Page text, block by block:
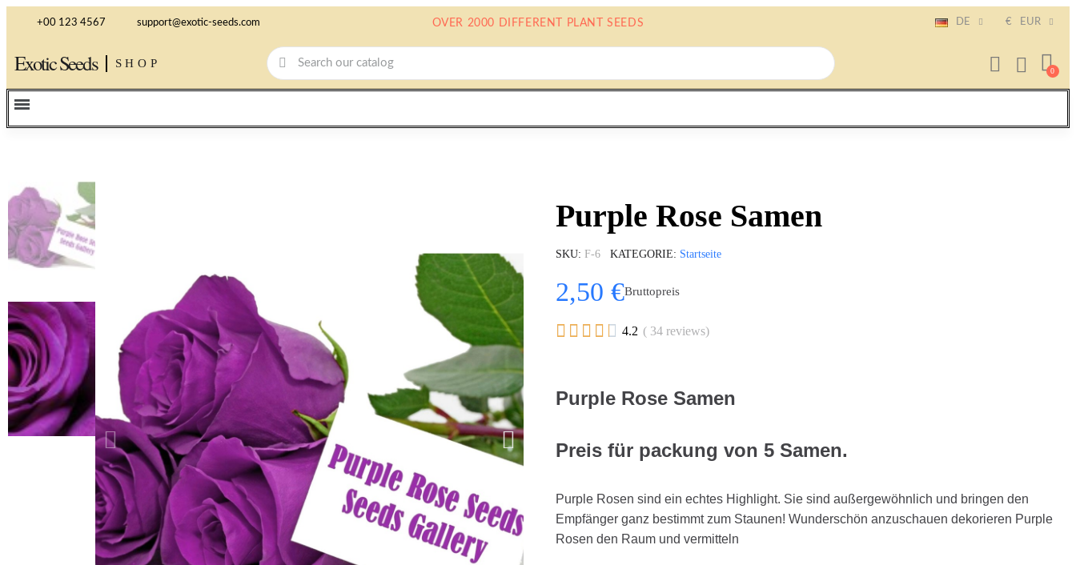
+00 123 4567 support@exotic-seeds.com OVER 2000 DIFFERENT PLANT SEEDS DE € EUR
Exotic Seeds SHOP
Purple Rose Samen
SKU F-6 KATEGORIE Startseite
2,50 €Bruttopreis
     4.2 ( 34 reviews)
Purple Rose Samen
Preis für packung von 5 Samen.
Purple Rosen sind ein echtes Highlight. Sie sind außergewöhnlich und bringen den
Empfänger ganz bestimmt zum Staunen! Wunderschön anzuschauen dekorieren Purple
Rosen den Raum und vermitteln